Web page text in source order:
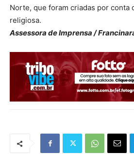
Norte, que foram criadas por conta
religiosa.
Assessora de Imprensa /